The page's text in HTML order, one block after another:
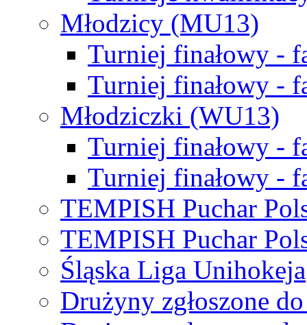
Młodzicy (MU13)
Turniej finałowy -
Turniej finałowy -
Młodziczki (WU13)
Turniej finałowy -
Turniej finałowy -
TEMPISH Puchar
TEMPISH Puchar
Śląska Liga Unihokeja
Drużyny zgłoszone